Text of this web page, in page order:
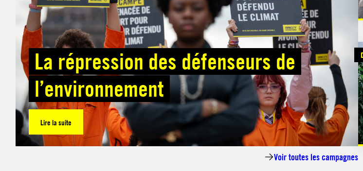
La répression des défenseurs de
l’environnement
Lire la suite
Voir toutes les campagnes